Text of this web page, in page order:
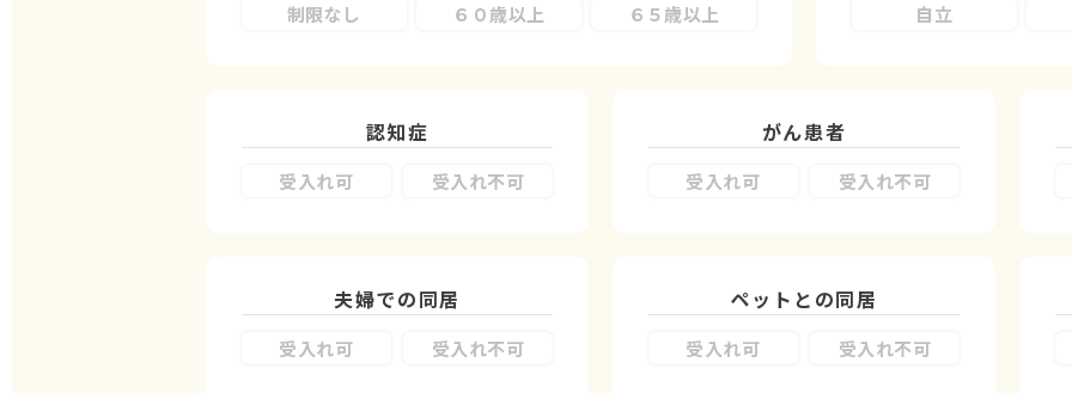
制限なし ６０歳以上 ６５歳以上 自立
認知症
受入れ可 受入れ不可
がん患者
受入れ可 受入れ不可
夫婦での同居
受入れ可 受入れ不可
ペットとの同居
受入れ可 受入れ不可